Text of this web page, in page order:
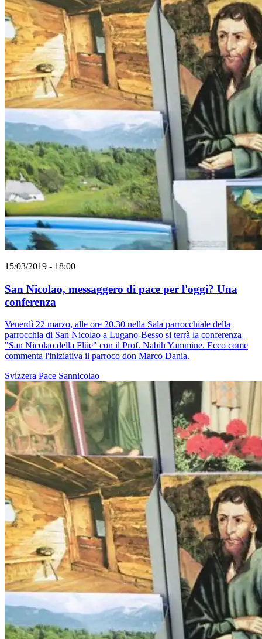
15/03/2019 - 18:00
San Nicolao, messaggero di pace per l'oggi? Una
conferenza
Venerdì 22 marzo, alle ore 20.30 nella Sala parrocchiale della
parrocchia di San Nicolao a Lugano-Besso si terrà la conferenza
"San Nicolao della Flüe" con il Prof. Nabih Yammine. Ecco come
commenta l'iniziativa il parroco don Marco Dania.
Svizzera Pace Sannicolao